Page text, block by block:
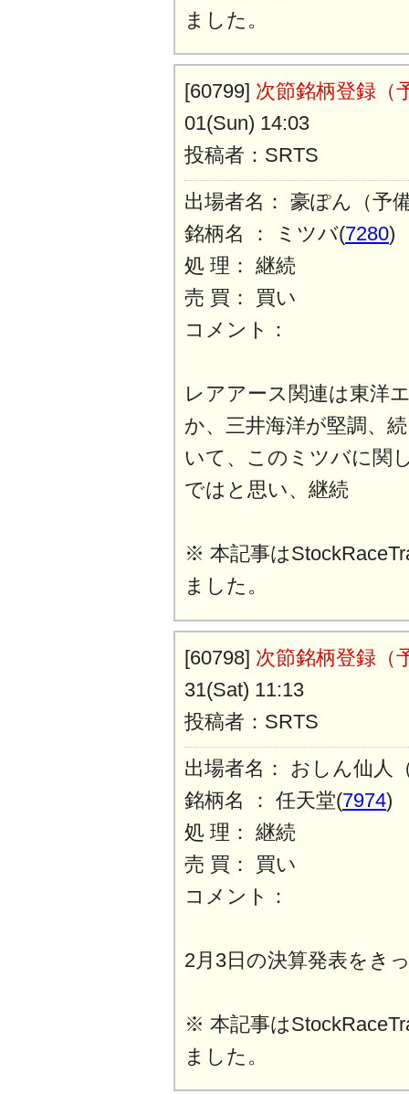
ました。
[60799] 次節銘柄登録（
01(Sun) 14:03
投稿者：SRTS
出場者名： 豪ぽん（予
銘柄名 ： ミツバ(7280)
処 理： 継続
売 買： 買い
コメント：
レアアース関連は東洋
か、三井海洋が堅調、続
いて、このミツバに関
ではと思い、継続
※ 本記事は
ました。
[60798] 次節銘柄登録（
31(Sat) 11:13
投稿者：SRTS
出場者名： おしん仙人
銘柄名 ： 任天堂(7974)
処 理： 継続
売 買： 買い
コメント：
2月3日の決算発表をき
※ 本記事は
ました。